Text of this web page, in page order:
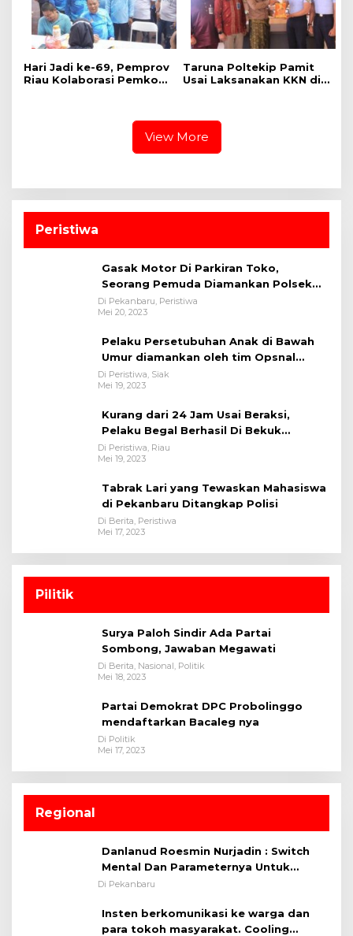
‎Hari Jadi ke-69, Pemprov
Riau Kolaborasi Pemkot
Taruna Poltekip Pamit
Usai Laksanakan KKN di
View More
Peristiwa
Gasak Motor Di Parkiran Toko,
Seorang Pemuda Diamankan Polsek
Bukit Raya
Di Pekanbaru, Peristiwa
Mei 20, 2023
Pelaku Persetubuhan Anak di Bawah
Umur diamankan oleh tim Opsnal
Polsek Tualang-Polres Siak-Polda Riau
Di Peristiwa, Siak
Mei 19, 2023
Kurang dari 24 Jam Usai Beraksi,
Pelaku Begal Berhasil Di Bekuk
Satreskrim Polres Kuansing
Di Peristiwa, Riau
Mei 19, 2023
Tabrak Lari yang Tewaskan Mahasiswa
di Pekanbaru Ditangkap Polisi
Di Berita, Peristiwa
Mei 17, 2023
Pilitik
Surya Paloh Sindir Ada Partai
Sombong, Jawaban Megawati
Di Berita, Nasional, Politik
Mei 18, 2023
Partai Demokrat DPC Probolinggo
mendaftarkan Bacaleg nya
Di Politik
Mei 17, 2023
Regional
Danlanud Roesmin Nurjadin : Switch
Mental Dan Parameternya Untuk
Melaksanakan ✈
Di Pekanbaru
Insten berkomunikasi ke warga dan
para tokoh masyarakat. Cooling